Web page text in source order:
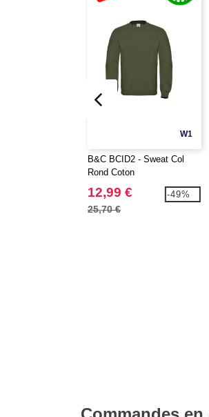
W1
B&C BCID2 - Sweat Col
Rond Coton
12,99 €
25,70 €
-49%